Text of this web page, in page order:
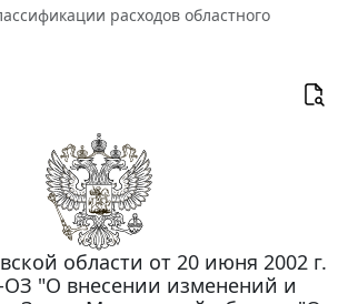
расходов областного
области от 20 июня 2002 г.
ОЗ "О внесении изменений и